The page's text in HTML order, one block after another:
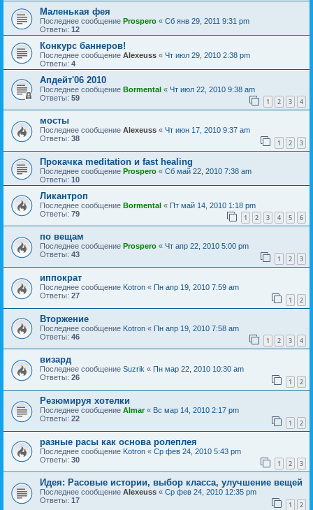
Маленькая фея
Последнее сообщение Prospero « Сб янв 29, 2011 9:31 pm
Ответы: 12
Конкурс баннеров!
Последнее сообщение Alexeuss « Чт июл 29, 2010 2:38 pm
Ответы: 4
Апдейт'06 2010
Последнее сообщение Bormental « Чт июл 22, 2010 9:38 am
Ответы: 59 1 2 3 4
мосты
Последнее сообщение Alexeuss « Чт июн 17, 2010 9:37 am
Ответы: 38 1 2 3
Прокачка meditation и fast healing
Последнее сообщение Prospero « Сб май 22, 2010 7:38 am
Ответы: 10
Ликантроп
Последнее сообщение Bormental « Пт май 14, 2010 1:18 pm
Ответы: 79 1 2 3 4 5 6
по вещам
Последнее сообщение Prospero « Чт апр 22, 2010 5:00 pm
Ответы: 43 1 2 3
иппократ
Последнее сообщение Kotron « Пн апр 19, 2010 7:59 am
Ответы: 27 1 2
Вторжение
Последнее сообщение Kotron « Пн апр 19, 2010 7:58 am
Ответы: 46 1 2 3 4
визард
Последнее сообщение Suzrik « Пн мар 22, 2010 10:30 am
Ответы: 26 1 2
Резюмируя хотелки
Последнее сообщение Almar« Вс мар 14, 2010 2:17 pm
Ответы: 22 1 2
разные расы как основа ролеплея
Последнее сообщение Kotron « Ср фев 24, 2010 5:43 pm
Ответы: 30 1 2 3
Идея: Расовые истории, выбор класса, улучшение вещей
Последнее сообщение Alexeuss « Ср фев 24, 2010 12:35 pm
Ответы: 17 1 2